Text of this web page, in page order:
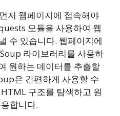
저 웹페이지에 접속해야
모듈을 사용하여 웹
수 있습니다. 웹페이지에
라이브러리를 사용하
원하는 데이터를 추출할
은 간편하게 사용할 수
구조를 탐색하고 원
합니다.